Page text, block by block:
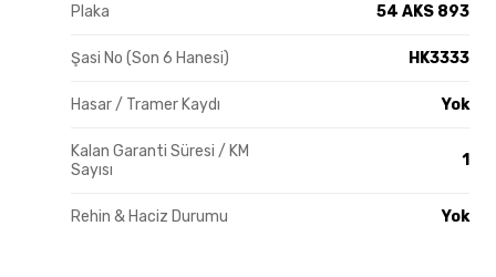
Plaka 54 AKS 893
Şasi No (Son 6 Hanesi) HK3333
Hasar / Tramer Kaydı Yok
Kalan Garanti Süresi / KM
Sayısı
1
Rehin & Haciz Durumu Yok